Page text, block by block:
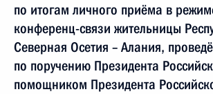
по итогам личного приёма в
конференц-связи жительницы
Северная Осетия – Алания,
по поручению Президента
помощником Президента